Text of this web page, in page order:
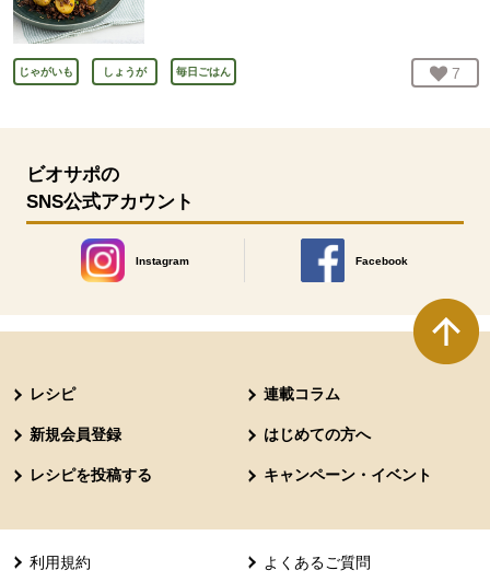
じゃがいも しょうが 毎日ごはん お気
7
ビオサポの
SNS公式アカウント
Instagram
別のウィンドウで開きます。
Facebook
別のウィンドウで開きます
レシピ 連載コラム
新規会員登録 はじめての方へ
レシピを投稿する キャンペーン・イベント
利用規約 よくあるご質問